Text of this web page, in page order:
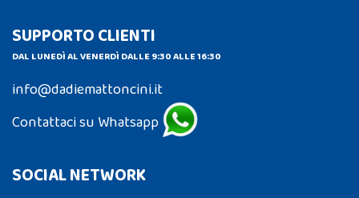
SUPPORTO CLIENTI
DAL LUNEDÌ AL VENERDÌ DALLE 9:30 ALLE 16:30
info@dadiemattoncini.it
Contattaci su Whatsapp
SOCIAL NETWORK